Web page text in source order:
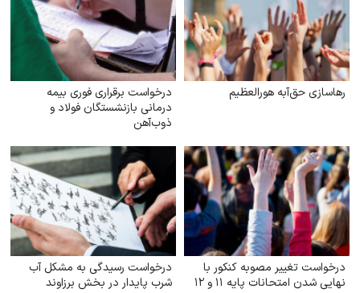
رهاسازی حق‌آبه هورالعظیم
درخواست برقراری فوری بیمه
درمانی بازنشستگان فولاد و
ذوب‌آهن
درخواست تغییر مصوبه کنکور با
نهایی شدن امتحانات پایه ۱۱ و ۱۲
درخواست رسیدگی به مشکل آب
شرب ‌پایدار در بخش برزاوند